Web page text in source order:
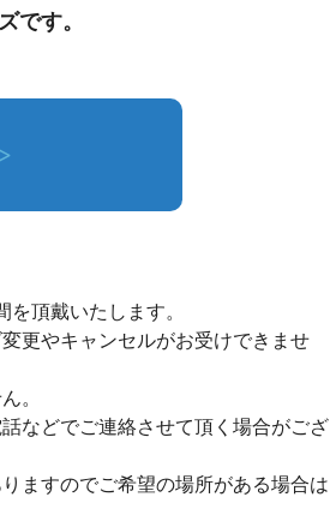
です。
頂戴いたします。
更やキャンセルがお受けできませ
。
などでご連絡させて頂く場合がござ
ますのでご希望の場所がある場合は